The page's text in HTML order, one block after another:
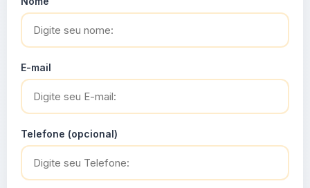
E-mail
Telefone (opcional)